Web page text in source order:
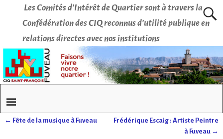
Les Comités d’Intérêt de Quartier sont à travers la
Confédération des CIQ reconnus d’utilité publique en
relations directes avec nos institutions
← Fête de la musique à Fuveau
Frédérique Escaig : Artiste Peintre
à Fuveau →